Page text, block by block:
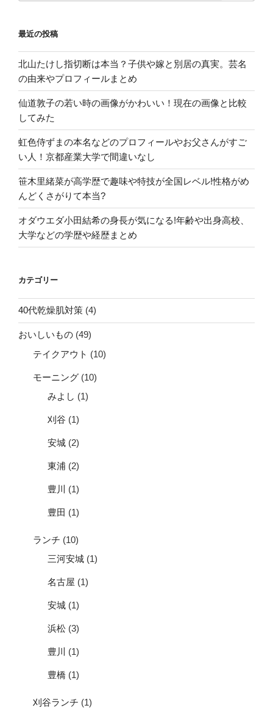
①
病
院
編”
最近の投稿
北山たけし指切断は本当？子供や嫁と別居の真実。芸名
の由来やプロフィールまとめ
仙道敦子の若い時の画像がかわいい！現在の画像と比較
してみた
虹色侍ずまの本名などのプロフィールやお父さんがすご
い人！京都産業大学で間違いなし
笹木里緒菜が高学歴で趣味や特技が全国レベル!性格がめ
んどくさがりて本当?
オダウエダ小田結希の身長が気になる!年齢や出身高校、
大学などの学歴や経歴まとめ
カテゴリー
40代乾燥肌対策 (4)
おいしいもの (49)
テイクアウト (10)
モーニング (10)
みよし (1)
刈谷 (1)
安城 (2)
東浦 (2)
豊川 (1)
豊田 (1)
ランチ (10)
三河安城 (1)
名古屋 (1)
安城 (1)
浜松 (3)
豊川 (1)
豊橋 (1)
刈谷ランチ (1)